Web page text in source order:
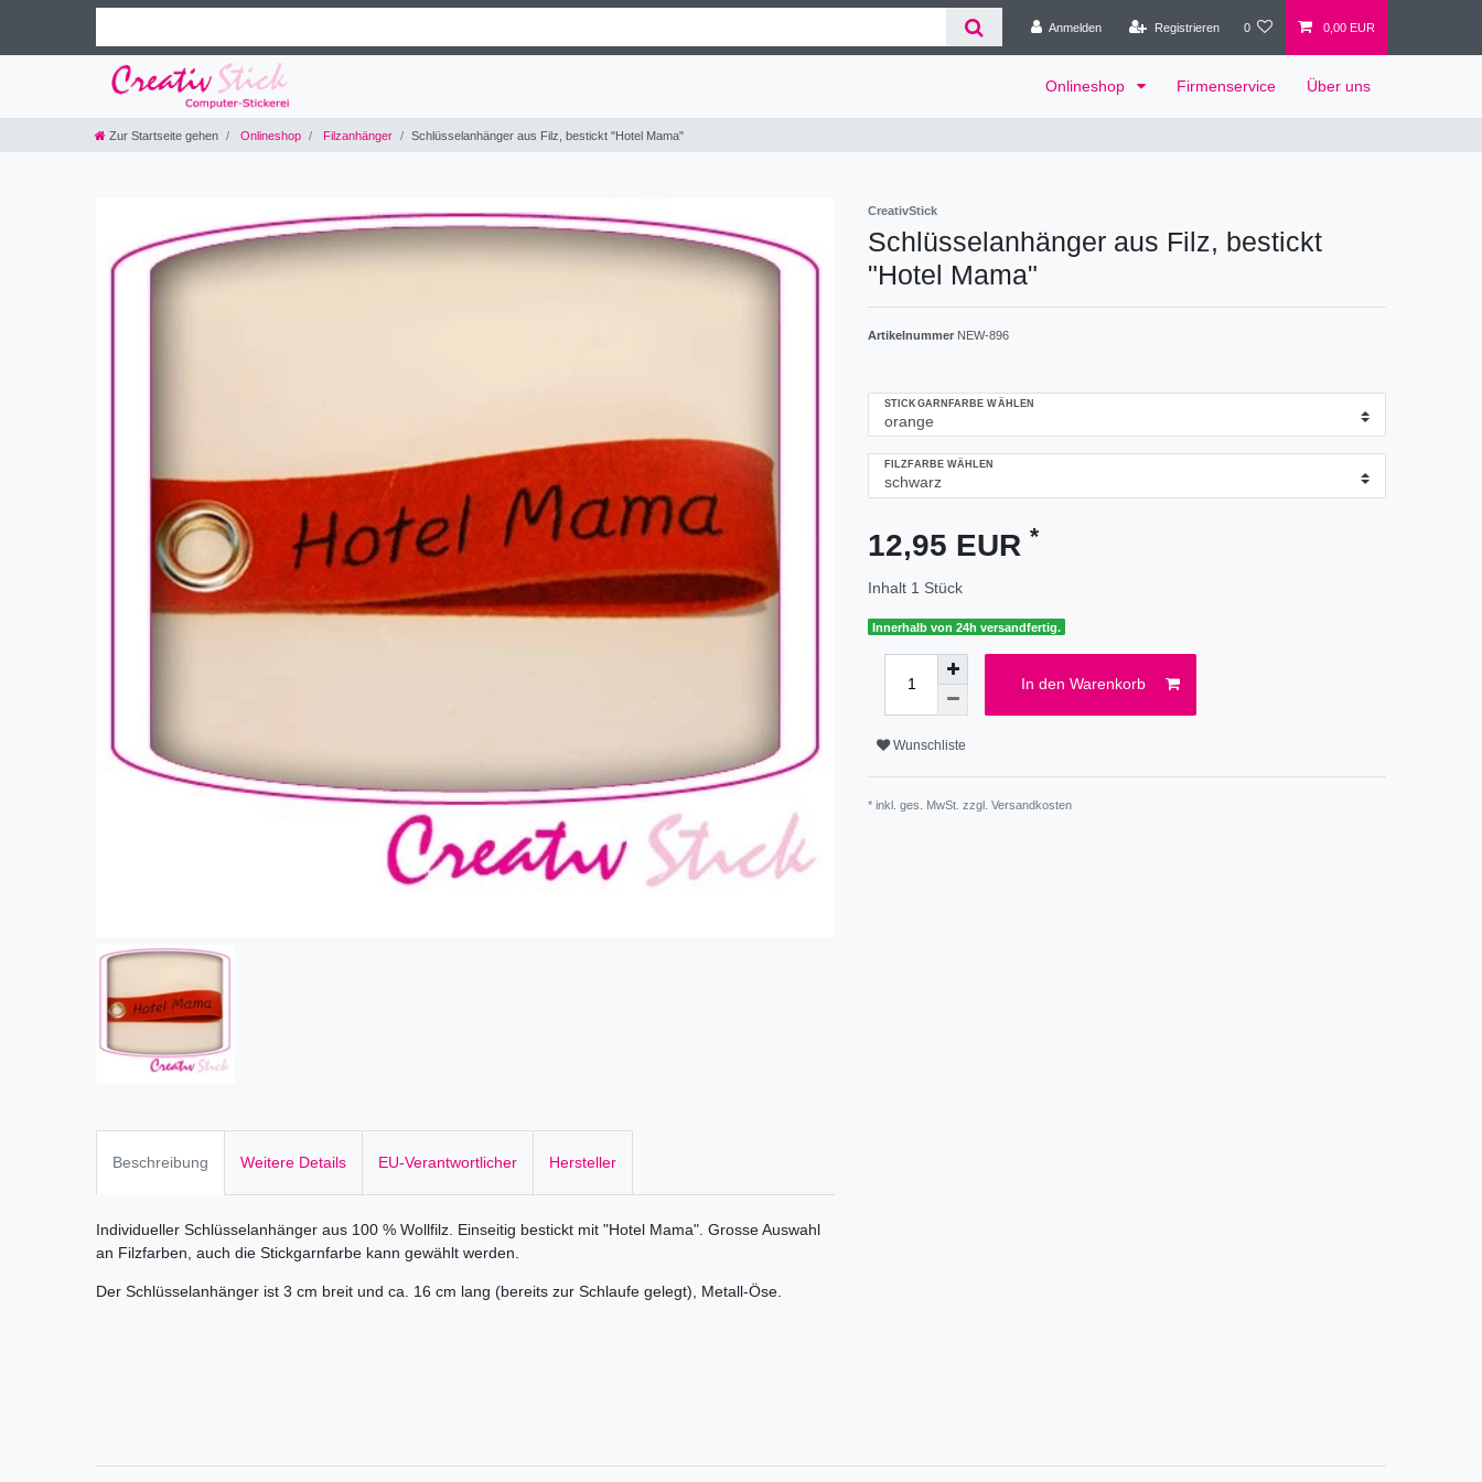
Anmelden Registrieren 0 0,00 EUR
Onlineshop Firmenservice Über uns
Zur Startseite gehen Onlineshop Filzanhänger Schlüsselanhänger aus Filz, bestickt "Hotel Mama"
CreativStick
Schlüsselanhänger aus Filz, bestickt
"Hotel Mama"
Artikelnummer NEW-896
STICKGARNFARBE WÄHLEN
FILZFARBE WÄHLEN
12,95 EUR *
Inhalt 1 Stück
Innerhalb von 24h versandfertig.
In den Warenkorb
Wunschliste
* inkl. ges. MwSt. zzgl. Versandkosten
Beschreibung Weitere Details EU-Verantwortlicher Hersteller
Individueller Schlüsselanhänger aus 100 % Wollfilz. Einseitig bestickt mit "Hotel Mama". Grosse Auswahl
an Filzfarben, auch die Stickgarnfarbe kann gewählt werden.
Der Schlüsselanhänger ist 3 cm breit und ca. 16 cm lang (bereits zur Schlaufe gelegt), Metall-Öse.